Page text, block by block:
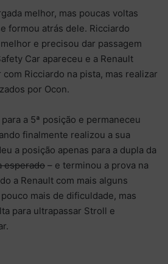
melhor, mas poucas voltas
formou atrás dele. Ricciardo
e precisou dar passagem
Car apareceu e a Renault
Ricciardo na pista, mas realizar
por Ocon.
a 5ª posição e permaneceu
finalmente realizou a sua
a posição apenas para a dupla da
esperado – e terminou a prova na
a Renault com mais alguns
mais de dificuldade, mas
para ultrapassar Stroll e